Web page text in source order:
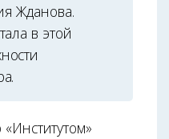
Жданова.
в этой